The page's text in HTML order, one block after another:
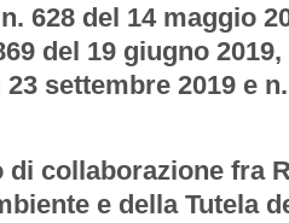
628 del 14 maggio
del 19 giugno
23 settembre 2019 e
di collaborazione fra
e della Tutela